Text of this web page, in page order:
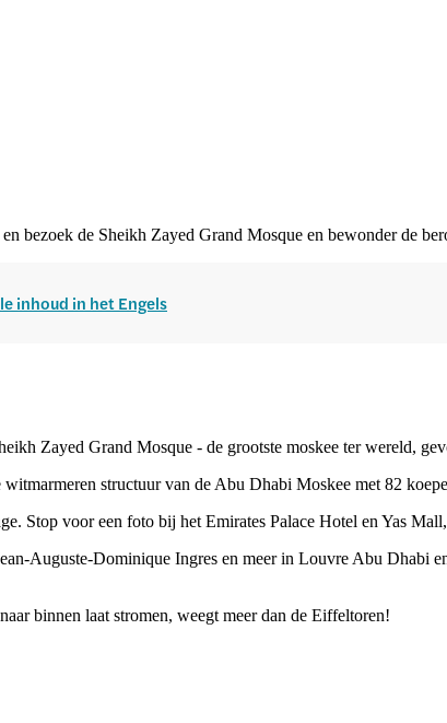
bezoek de Sheikh Zayed Grand Mosque en bewonder de
inhoud in het Engels
Zayed Grand Mosque - de grootste moskee ter wereld,
structuur van de Abu Dhabi Moskee met 82
Stop voor een foto bij het Emirates Palace Hotel en Yas
Auguste-Dominique Ingres en meer in Louvre Abu Dhabi
binnen laat stromen, weegt meer dan de Eiffeltoren!